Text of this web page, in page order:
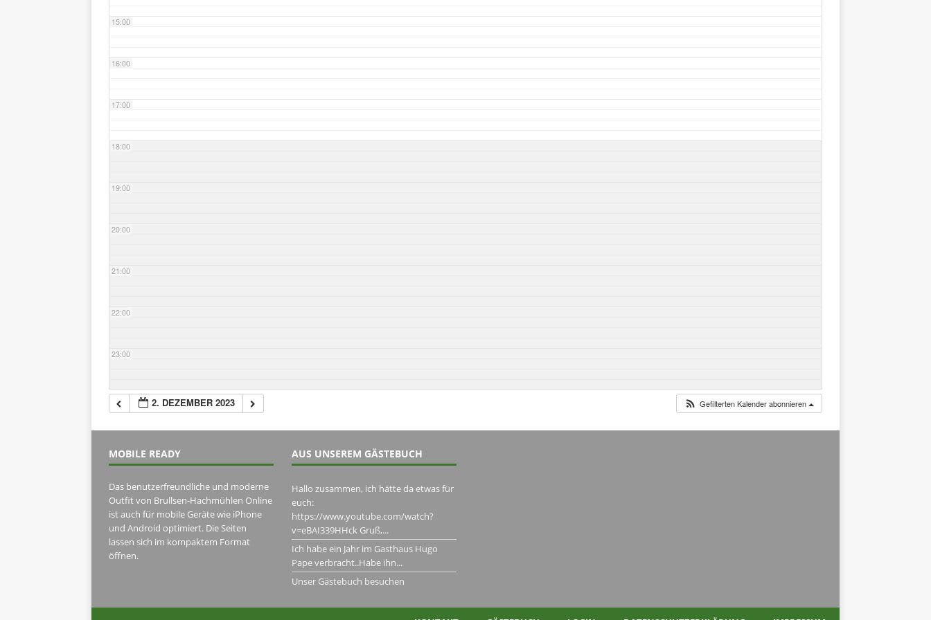
15:00
16:00
17:00
18:00
19:00
20:00
21:00
22:00
23:00
2. DEZEMBER 2023 Gefilterten Kalender abonnieren
MOBILE READY
Das benutzerfreundliche und moderne
Outfit von Brullsen-Hachmühlen Online
ist auch für mobile Geräte wie iPhone
und Android optimiert. Die Seiten
lassen sich im kompaktem Format
öffnen.
AUS UNSEREM GÄSTEBUCH
Hallo zusammen, ich hätte da etwas für
euch:
https://www.youtube.com/watch?
v=eBAI339HHck Gruß,...
Ich habe ein Jahr im Gasthaus Hugo
Pape verbracht..Habe ihn...
Unser Gästebuch besuchen